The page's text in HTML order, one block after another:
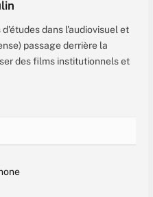
d'études dans l'audiovisuel et
passage derrière la
des films institutionnels et